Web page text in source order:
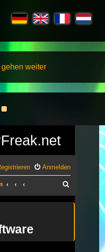
weiter
Anmelden